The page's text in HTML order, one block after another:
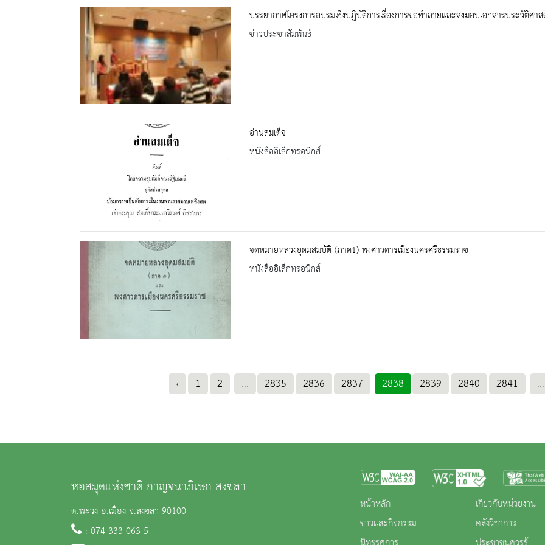
บรรยากาศโครงการอบรมเชิงปฏิบัติการเรื่องการขอทำลายและส่งมอบเอกสารประวัติศา
ข่าวประชาสัมพันธ์
อ่านสมเด็จ
หนังสืออิเล็กทรอนิกส์
จดหมายหลวงอุดมสมบัติ (ภาค1) พงศาวดารเมืองนครศรีธรรมราช
หนังสืออิเล็กทรอนิกส์
‹ 1 2 ... 2835 2836 2837 2838 2839 2840 2841 ...
หอสมุดแห่งชาติ กาญจนาภิเษก สงขลา
ต.พะวง อ.เมือง จ.สงขลา 90100
: 074-333-063-5
หน้าหลัก
ข่าวและกิจกรรม
เกี่ยวกับหน่วยงาน
คลังวิชาการ